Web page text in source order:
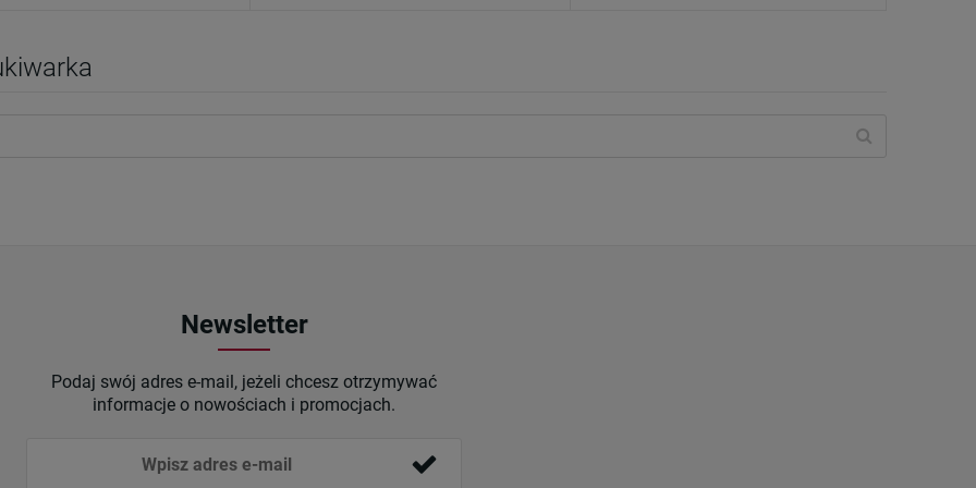
Newsletter
Podaj swój adres e-mail, jeżeli chcesz otrzymywać
informacje o nowościach i promocjach.